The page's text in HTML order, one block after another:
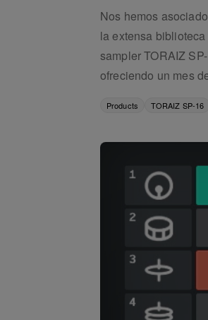
Nos hemos
la extensa
sampler TORAIZ
ofreciendo un mes
Products TORAIZ SP-16